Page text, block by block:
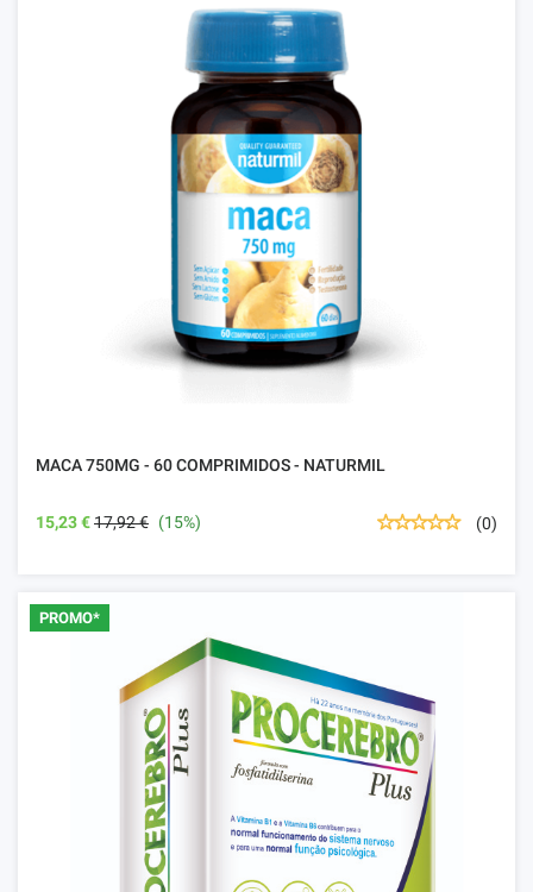
MACA 750MG - 60 COMPRIMIDOS - NATURMIL
15,23 €17,92 € (15%) (0)
PROMO*